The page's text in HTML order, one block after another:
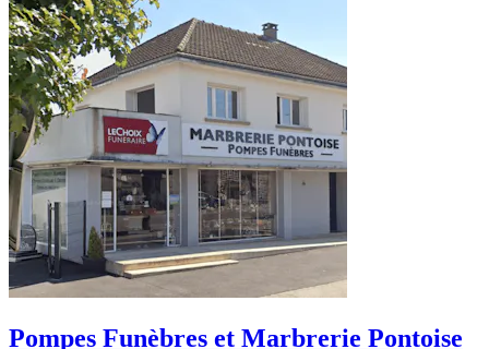
Pompes Funèbres et Marbrerie Pontoise